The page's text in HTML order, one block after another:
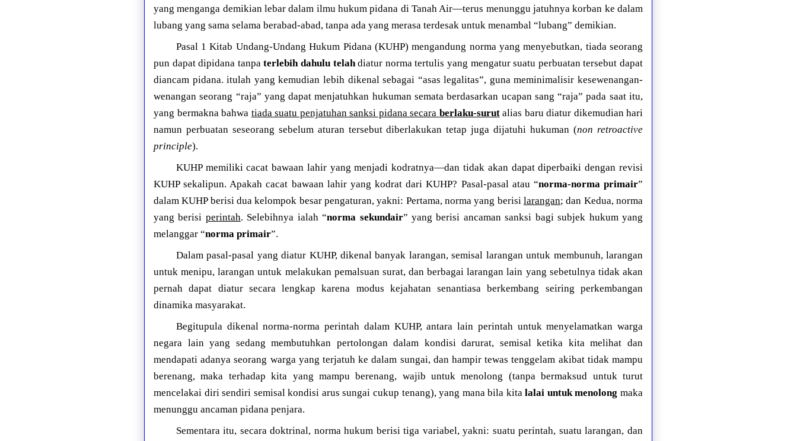
yang menganga demikian lebar dalam ilmu hukum pidana di Tanah Air—terus menunggu jatuhnya korban ke dalam
lubang yang sama selama berabad-abad, tanpa ada yang merasa terdesak untuk menambal “lubang” demikian.
Pasal 1 Kitab Undang-Undang Hukum Pidana (KUHP) mengandung norma yang menyebutkan, tiada seorang
pun dapat dipidana tanpaterlebih dahulu telahdiatur norma tertulis yang mengatur suatu perbuatan tersebut dapat
diancam pidana. itulah yang kemudian lebih dikenal sebagai “asas legalitas”, guna meminimalisir kesewenangan-
wenangan seorang “raja” yang dapat menjatuhkan hukuman semata berdasarkan ucapan sang “raja” pada saat itu,
yang bermakna bahwa tiada suatu penjatuhan sanksi pidana secara berlaku-surutalias baru diatur dikemudian hari
namun perbuatan seseorang sebelum aturan tersebut diberlakukan tetap juga dijatuhi hukuman (non retroactive
principle).
KUHP memiliki cacat bawaan lahir yang menjadi kodratnya—dan tidak akan dapat diperbaiki dengan revisi
KUHP sekalipun. Apakah cacat bawaan lahir yang kodrat dari KUHP? Pasal-pasal atau “norma-norma primair”
dalam KUHP berisi dua kelompok besar pengaturan, yakni: Pertama, norma yang berisi larangan; dan Kedua, norma
yang berisi perintah. Selebihnya ialah “norma sekundair” yang berisi ancaman sanksi bagi subjek hukum yang
melanggar “norma primair”.
Dalam pasal-pasal yang diatur KUHP, dikenal banyak larangan, semisal larangan untuk membunuh, larangan
untuk menipu, larangan untuk melakukan pemalsuan surat, dan berbagai larangan lain yang sebetulnya tidak akan
pernah dapat diatur secara lengkap karena modus kejahatan senantiasa berkembang seiring perkembangan
dinamika masyarakat.
Begitupula dikenal norma-norma perintah dalam KUHP, antara lain perintah untuk menyelamatkan warga
negara lain yang sedang membutuhkan pertolongan dalam kondisi darurat, semisal ketika kita melihat dan
mendapati adanya seorang warga yang terjatuh ke dalam sungai, dan hampir tewas tenggelam akibat tidak mampu
berenang, maka terhadap kita yang mampu berenang, wajib untuk menolong (tanpa bermaksud untuk turut
mencelakai diri sendiri semisal kondisi arus sungai cukup tenang), yang mana bila kitalalai untuk menolong maka
menunggu ancaman pidana penjara.
Sementara itu, secara doktrinal, norma hukum berisi tiga variabel, yakni: suatu perintah, suatu larangan, dan